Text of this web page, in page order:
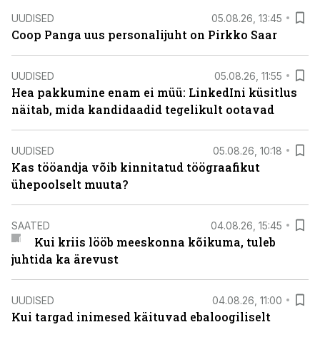
UUDISED 05.08.26, 13:45
Coop Panga uus personalijuht on Pirkko Saar
UUDISED 05.08.26, 11:55
Hea pakkumine enam ei müü: LinkedIni küsitlus
näitab, mida kandidaadid tegelikult ootavad
UUDISED 05.08.26, 10:18
Kas tööandja võib kinnitatud töögraafikut
ühepoolselt muuta?
SAATED 04.08.26, 15:45
Kui kriis lööb meeskonna kõikuma, tuleb
juhtida ka ärevust
UUDISED 04.08.26, 11:00
Kui targad inimesed käituvad ebaloogiliselt